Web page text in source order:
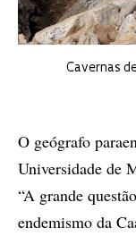
Cavernas
O geógrafo
Universidade de
“A grande
endemismo da